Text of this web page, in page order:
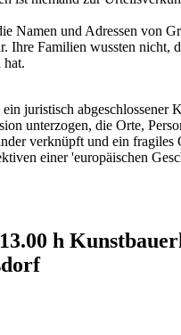
Namen und Adressen von
Ihre Familien wussten nicht,
hat.
juristisch abgeschlossener
unterzogen, die Orte,
verknüpft und ein fragiles
einer 'europäischen
h